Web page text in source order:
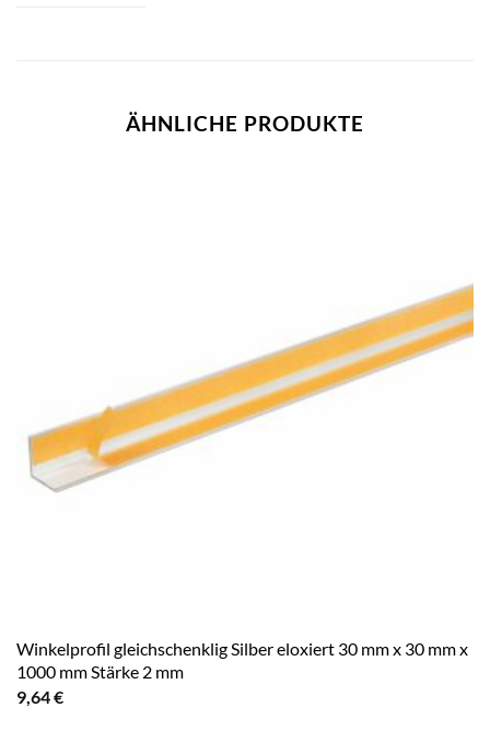
ÄHNLICHE PRODUKTE
Winkelprofil gleichschenklig Silber eloxiert 30 mm x 30 mm x
1000 mm Stärke 2 mm
9,64€